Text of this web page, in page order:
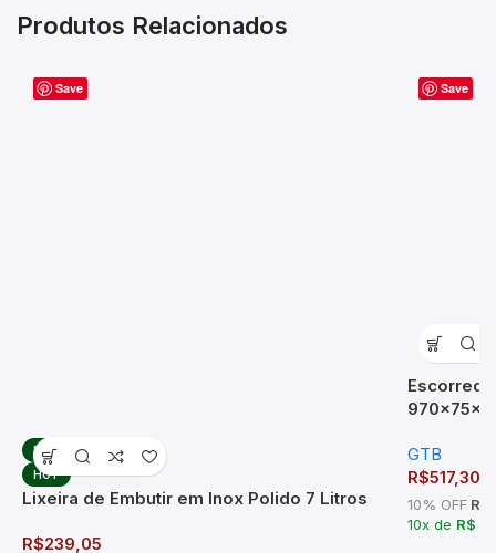
Produtos Relacionados
Save
HOT
HOT
Lixeira de Embutir em Inox Polido 7 Litros
R$239,05
Save
GTB
R$517,30
10% OFF R$
10x de R$